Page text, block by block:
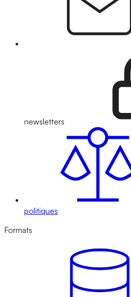
newsletters
politiques
Formats